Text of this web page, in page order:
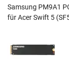
Samsung PM9A1
für Acer Swift 5